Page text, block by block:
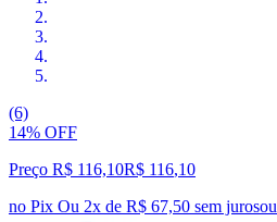
(6)
14% OFF
Preço R$ 116,10R$ 116,10
no Pix Ou 2x de R$ 67,50 sem jurosou